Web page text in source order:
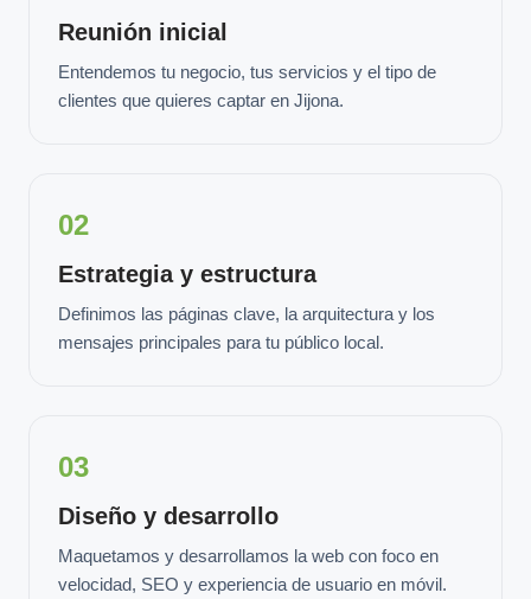
Reunión inicial
Entendemos tu negocio, tus servicios y el tipo de
clientes que quieres captar en Jijona.
02
Estrategia y estructura
Definimos las páginas clave, la arquitectura y los
mensajes principales para tu público local.
03
Diseño y desarrollo
Maquetamos y desarrollamos la web con foco en
velocidad, SEO y experiencia de usuario en móvil.